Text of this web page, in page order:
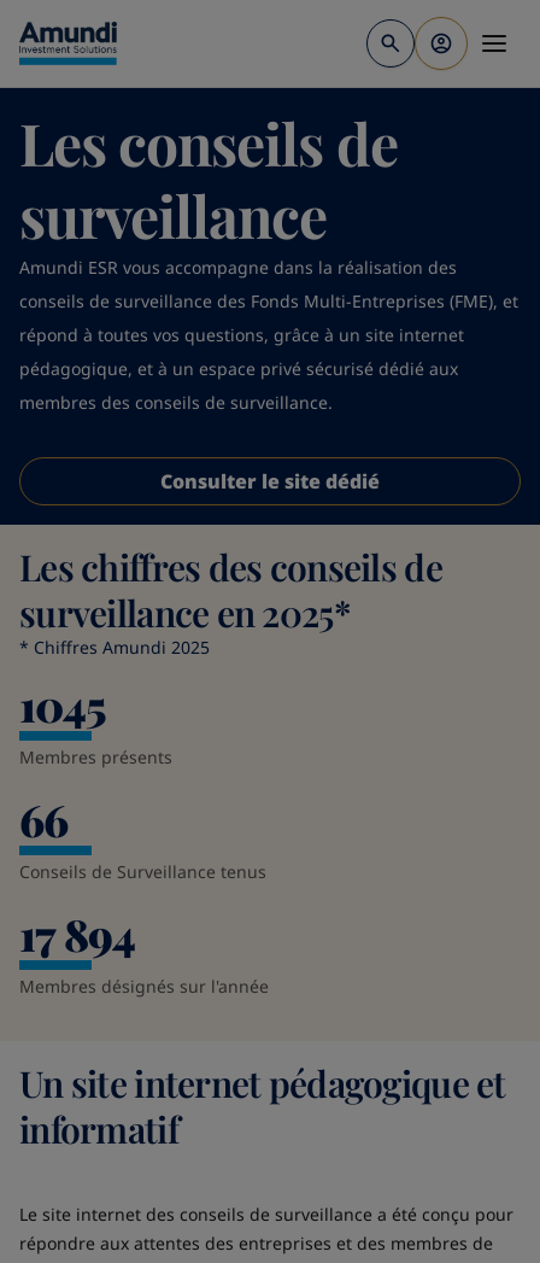
Les conseils de
surveillance
Amundi ESR vous accompagne dans la réalisation des
conseils de surveillance des Fonds Multi-Entreprises (FME), et
répond à toutes vos questions, grâce à un site internet
pédagogique, et à un espace privé sécurisé dédié aux
membres des conseils de surveillance.
Consulter le site dédié
Les chiffres des conseils de
surveillance en 2025*
* Chiffres Amundi 2025
1045
Membres présents
66
Conseils de Surveillance tenus
17 894
Membres désignés sur l'année
Un site internet pédagogique et
informatif
Le site internet des conseils de surveillance a été conçu pour
répondre aux attentes des entreprises et des membres de